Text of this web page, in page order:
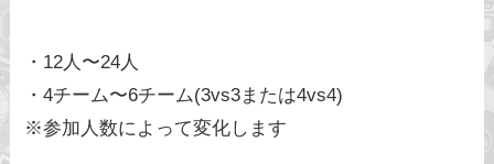
・12人〜24人
・4チーム〜6チーム(3vs3または4vs4)
※参加人数によって変化します